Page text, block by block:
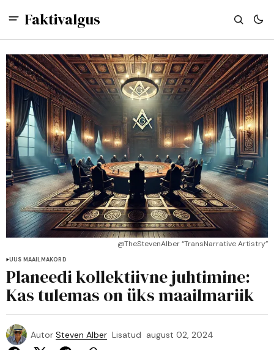
Faktivalgus
@TheStevenAlber “TransNarrative Artistry”
UUS MAAILMAKORD
Planeedi kollektiivne juhtimine:
Kas tulemas on üks maailmariik
Autor Steven Alber Lisatud august 02, 2024